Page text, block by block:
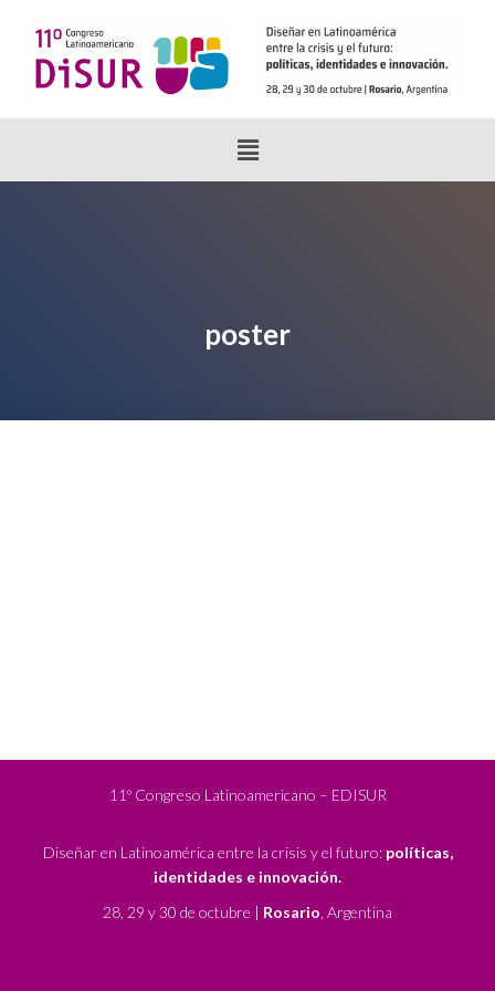
poster
11º Congreso Latinoamericano – EDISUR
Diseñar en Latinoamérica entre la crisis y el futuro: políticas,
identidades e innovación.
28, 29 y 30 de octubre | Rosario, Argentina